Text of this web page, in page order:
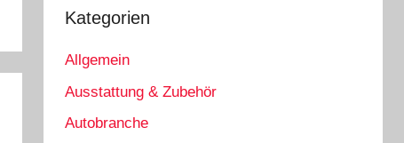
Kategorien
Allgemein
Ausstattung & Zubehör
Autobranche